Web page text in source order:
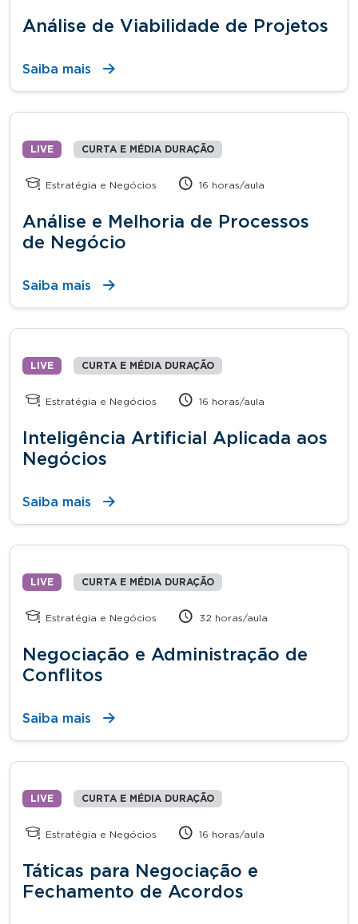
Análise de Viabilidade de Projetos
Saiba mais
LIVE CURTA E MÉDIA DURAÇÃO
Estratégia e Negócios 16 horas/aula
Análise e Melhoria de Processos
de Negócio
Saiba mais
LIVE CURTA E MÉDIA DURAÇÃO
Estratégia e Negócios 16 horas/aula
Inteligência Artificial Aplicada aos
Negócios
Saiba mais
LIVE CURTA E MÉDIA DURAÇÃO
Estratégia e Negócios 32 horas/aula
Negociação e Administração de
Conflitos
Saiba mais
LIVE CURTA E MÉDIA DURAÇÃO
Estratégia e Negócios 16 horas/aula
Táticas para Negociação e
Fechamento de Acordos